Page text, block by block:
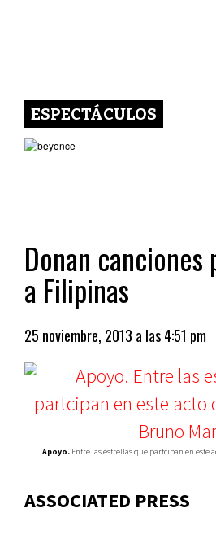
ESPECTÁCULOS
Donan canciones
a Filipinas
25 noviembre, 2013 a las 4:51 pm
Apoyo. Entre las estrellas que partcipan en este
ASSOCIATED PRESS